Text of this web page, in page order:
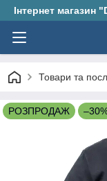
Інтернет магазин
Товари та
РОЗПРОДАЖ